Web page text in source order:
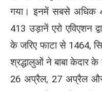
गया। इनमें सबसे अधिक
413 उड़ानें एरो एविएशन
के जरिए फाटा से 1464,
श्रद्धालुओं ने बाबा केदार
26 अप्रैल, 27 अप्रैल